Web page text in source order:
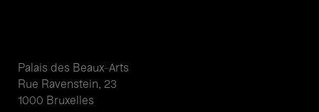
Palais des Beaux-Arts
Rue Ravenstein, 23
1000 Bruxelles